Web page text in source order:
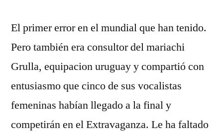
El primer error en el mundial que han tenido.
Pero también era consultor del mariachi
Grulla, equipacion uruguay y compartió con
entusiasmo que cinco de sus vocalistas
femeninas habían llegado a la final y
competirán en el Extravaganza. Le ha faltado